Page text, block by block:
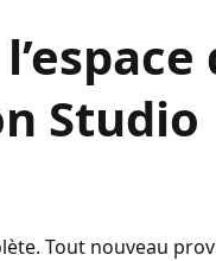
Studio
Tout nouveau